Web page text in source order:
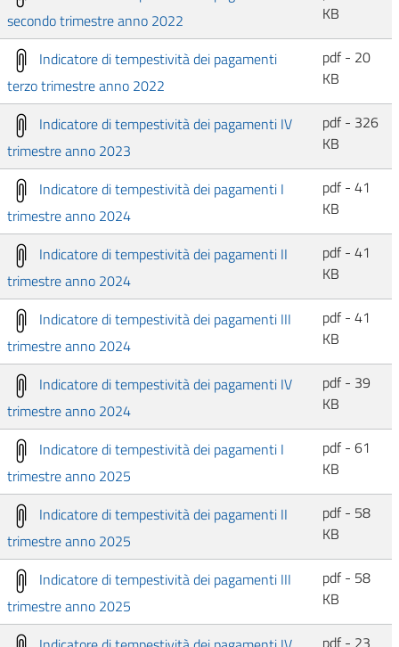
secondo trimestre anno 2022
KB
Indicatore di tempestività dei pagamenti
terzo trimestre anno 2022
pdf - 20
KB
Indicatore di tempestività dei pagamenti IV
trimestre anno 2023
pdf - 326
KB
Indicatore di tempestività dei pagamenti I
trimestre anno 2024
pdf - 41
KB
Indicatore di tempestività dei pagamenti II
trimestre anno 2024
pdf - 41
KB
Indicatore di tempestività dei pagamenti III
trimestre anno 2024
pdf - 41
KB
Indicatore di tempestività dei pagamenti IV
trimestre anno 2024
pdf - 39
KB
Indicatore di tempestività dei pagamenti I
trimestre anno 2025
pdf - 61
KB
Indicatore di tempestività dei pagamenti II
trimestre anno 2025
pdf - 58
KB
Indicatore di tempestività dei pagamenti III
trimestre anno 2025
pdf - 58
KB
pdf - 23